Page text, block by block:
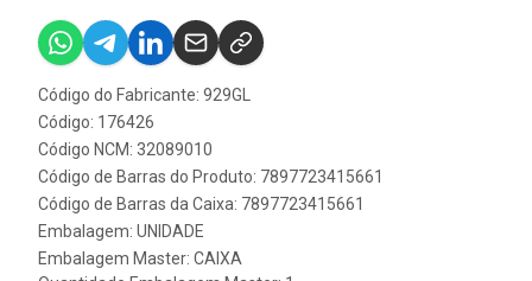
Código do Fabricante: 929GL
Código: 176426
Código NCM: 32089010
Código de Barras do Produto: 7897723415661
Código de Barras da Caixa: 7897723415661
Embalagem: UNIDADE
Embalagem Master: CAIXA